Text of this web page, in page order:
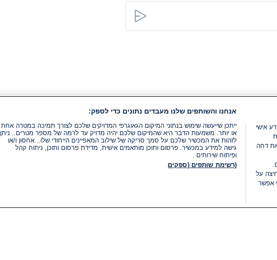
אישי
דחה
על
אפשר
אנחנו והשותפים שלנו מעבדים נתונים כדי לספק:
ייתכן שייעשה שימוש בנתוני המיקום הגאוגרפי המדויקים שלכם לצורך תמיכה במטרה אחת
או יותר. משמעות הדבר היא שהמיקום שלכם יהיה מדויק עד לרמה של מספר מטרים.. ניתן
לזהות את המכשיר שלכם על סמך סריקה של שילוב המאפיינים הייחודי שלו.. אחסון ו/או
גישה למידע במכשיר. פרסום ותוכן מותאמים אישית, מדידת פרסום ותוכן, ניתוח קהל
ופיתוח שירותים .
(רשימת שותפים (ספקים